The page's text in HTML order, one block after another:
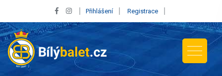
Přihlášení Registrace